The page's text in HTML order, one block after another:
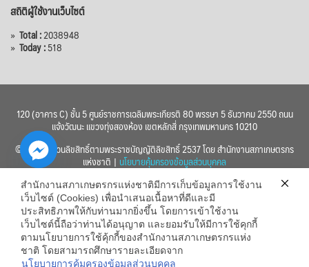
สถิติผู้ใช้งานเว็บไซต์
» Total :2038948
» Today :518
120 (อาคาร C) ชั้น 5 ศูนย์ราชการเฉลิมพระเกียรติ 80 พรรษา 5 ธันวาคม 2550 ถนน
แจ้งวัฒนะ แขวงทุ่งสองห้อง เขตหลักสี่ กรุงเทพมหานคร 10210
© 2560 สงวนลิขสิทธิ์ตามพระราชบัญญัติลิขสิทธิ์ 2537 โดย สำนักงานสภาเกษตรกร
แห่งชาติ | นโยบายคุ้มครองข้อมูลส่วนบุคคล
สำนักงานสภาเกษตรกรแห่งชาติมีการเก็บข้อมูลการใช้งาน
เว็บไซต์ (Cookies) เพื่อนำเสนอเนื้อหาที่ดีและมี
ประสิทธิภาพให้กับท่านมากยิ่งขึ้น โดยการเข้าใช้งาน
เว็บไซต์นี้ถือว่าท่านได้อนุญาต และยอมรับให้มีการใช้คุกกี้
ตามนโยบายการใช้คุ้กกี้ของสำนักงานสภาเกษตรกรแห่ง
ชาติ โดยสามารถศึกษารายละเอียดจาก
นโยบายการคุ้มครองข้อมูลส่วนบุคคล
Hide
chaty